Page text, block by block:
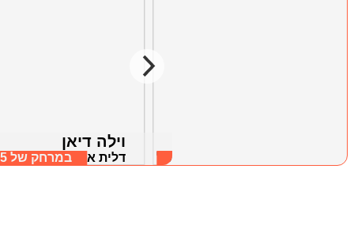
וילה דיאן
דלית אל כרמל, חיפה
במרחק של דלית אל כרמל, חיפה וחוף הכרמל